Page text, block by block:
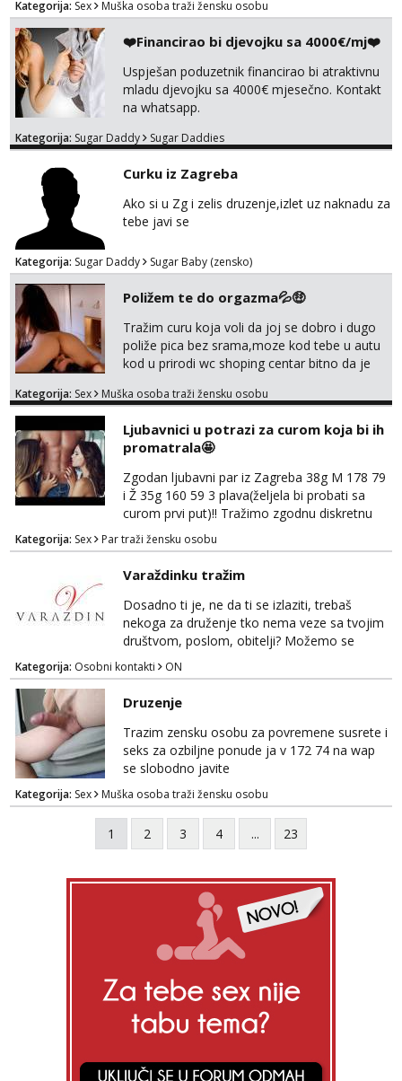
Kategorija: Sex Muška osoba traži žensku osobu
❤️Financirao bi djevojku sa 4000€/mj❤️
Uspješan poduzetnik financirao bi atraktivnu
mladu djevojku sa 4000€ mjesečno. Kontakt
na whatsapp.
Kategorija: Sugar Daddy Sugar Daddies
Curku iz Zagreba
Ako si u Zg i zelis druzenje,izlet uz naknadu za
tebe javi se
Kategorija: Sugar Daddy Sugar Baby (zensko)
Poližem te do orgazma💦🤑
Tražim curu koja voli da joj se dobro i dugo
poliže pica bez srama,moze kod tebe u autu
kod u prirodi wc shoping centar bitno da je
jer nisam solo. Zgodan sam i diskretan,sliku
za brz dogovor Kontakt 0958759047
Kategorija: Sex Muška osoba traži žensku osobu
Ljubavnici u potrazi za curom koja bi ih
promatrala🤩
Zgodan ljubavni par iz Zagreba 38g M 178 79
i Ž 35g 160 59 3 plava(željela bi probati sa
curom prvi put)!! Tražimo zgodnu diskretnu
curu koja bi nas promatrala dok imamo
žestok odnos. Može se pridruziti ali i ne
mora.Bitno da uzivamo diskretno anonimno
bez upoznavanja puno.Sliku mozemo
razmjeniti,ali najbolje uzivo se upoznati. Na
goo smo do 15.8 poslije tog mozemo se
druziti,javi se na mail il...
Kategorija: Sex Par traži žensku osobu
Varaždinku tražim
Dosadno ti je, ne da ti se izlaziti, trebaš
nekoga za druženje tko nema veze sa tvojim
društvom, poslom, obitelji? Možemo se
podružiti i zabaviti na razne načine. Makni se
od svakodnevice samnom. Javi se na
Whatsapp. Samo Varaždin i okolica.
Kategorija: Osobni kontakti ON
Druzenje
Trazim zensku osobu za povremene susrete i
seks za ozbiljne ponude ja v 172 74 na wap
se slobodno javite
Kategorija: Sex Muška osoba traži žensku osobu
1 2 3 4 ... 23